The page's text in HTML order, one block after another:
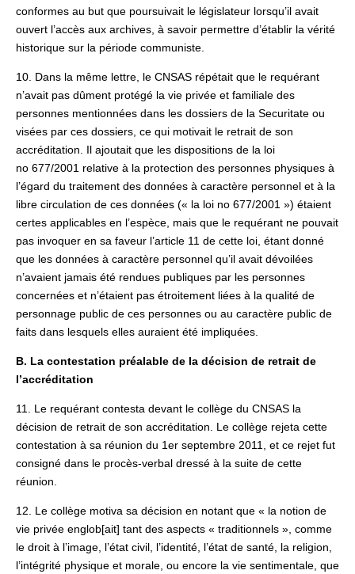
conformes au but que poursuivait le législateur lorsqu’il avait
ouvert l’accès aux archives, à savoir permettre d’établir la vérité
historique sur la période communiste.
10. Dans la même lettre, le CNSAS répétait que le requérant
n’avait pas dûment protégé la vie privée et familiale des
personnes mentionnées dans les dossiers de la Securitate ou
visées par ces dossiers, ce qui motivait le retrait de son
accréditation. Il ajoutait que les dispositions de la loi
no 677/2001 relative à la protection des personnes physiques à
l’égard du traitement des données à caractère personnel et à la
libre circulation de ces données (« la loi no 677/2001 ») étaient
certes applicables en l’espèce, mais que le requérant ne pouvait
pas invoquer en sa faveur l’article 11 de cette loi, étant donné
que les données à caractère personnel qu’il avait dévoilées
n’avaient jamais été rendues publiques par les personnes
concernées et n’étaient pas étroitement liées à la qualité de
personnage public de ces personnes ou au caractère public de
faits dans lesquels elles auraient été impliquées.
B. La contestation préalable de la décision de retrait de
l’accréditation
11. Le requérant contesta devant le collège du CNSAS la
décision de retrait de son accréditation. Le collège rejeta cette
contestation à sa réunion du 1er septembre 2011, et ce rejet fut
consigné dans le procès-verbal dressé à la suite de cette
réunion.
12. Le collège motiva sa décision en notant que « la notion de
vie privée englob[ait] tant des aspects « traditionnels », comme
le droit à l’image, l’état civil, l’identité, l’état de santé, la religion,
l’intégrité physique et morale, ou encore la vie sentimentale, que